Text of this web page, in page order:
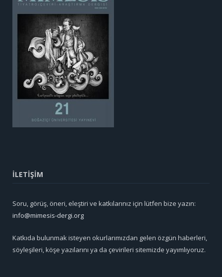
İLETİŞİM
Soru, görüş, öneri, eleştiri ve katkılarınız için lütfen bize yazın:
info@mimesis-dergi.org
Katkıda bulunmak isteyen okurlarımızdan gelen özgün haberleri,
söyleşileri, köşe yazılarını ya da çevirileri sitemizde yayımlıyoruz.